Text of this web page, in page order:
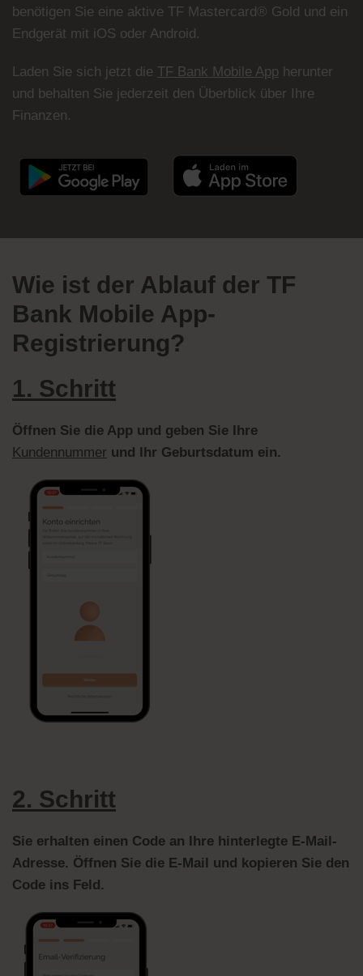
benötigen Sie eine aktive TF Mastercard® Gold und ein
Endgerät mit iOS oder Android.
Laden Sie sich jetzt die TF Bank Mobile App herunter
und behalten Sie jederzeit den Überblick über Ihre
Finanzen.
Wie ist der Ablauf der TF
Bank Mobile App-
Registrierung?
1. Schritt
Öffnen Sie die App und geben Sie Ihre
Kundennummer und Ihr Geburtsdatum ein.
2. Schritt
Sie erhalten einen Code an Ihre hinterlegte E-Mail-
Adresse. Öffnen Sie die E-Mail und kopieren Sie den
Code ins Feld.